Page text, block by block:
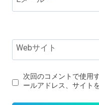
Webサイト
次回のコメントで使用
ールアドレス、サイト